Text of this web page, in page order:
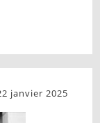
janvier 2025